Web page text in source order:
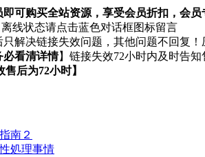
即可购买全站资源，享受会员折扣，会
离线状态请点击蓝色对话框图标留言
只解决链接失效问题，其他问题不回复！
必看清详情】链接失效72小时内及时告
售后为72小时】
南２
処理事情